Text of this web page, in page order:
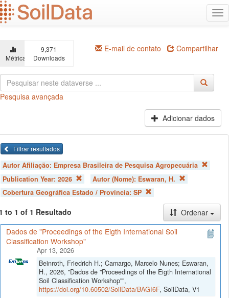
Ir
para
o
principal
Métricas
9,371
Downloads
E-mail de contato Compartilhar
Pesquisa avançada
Adicionar dados
Filtrar resultados
Autor Afiliação: Empresa Brasileira de Pesquisa Agropecuária
Publication Year: 2026 Autor (Nome): Eswaran, H.
Cobertura Geográfica Estado / Província: SP
to 1 of 1 Resultado
Ordenar
Dados de "Proceedings of the Eigth International Soil
Classification Workshop"
Apr 13, 2026
Beinroth, Friedrich H.; Camargo, Marcelo Nunes; Eswaran,
H., 2026, "Dados de "Proceedings of the Eigth International
Soil Classification Workshop"",
https://doi.org/10.60502/SoilData/BAGI6F, SoilData, V1